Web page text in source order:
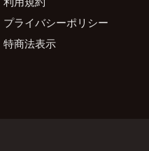
プライバシーポリシー
特商法表示